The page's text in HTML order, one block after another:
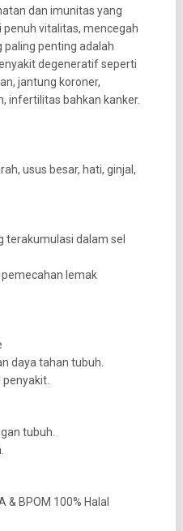
dan imunitas yang
vitalitas, mencegah
penting adalah
degeneratif seperti
jantung koroner,
infertilitas bahkan kanker.
usus besar, hati, ginjal,
terakumulasi dalam sel
lemak
daya tahan tubuh.
tubuh.
& BPOM 100% Halal